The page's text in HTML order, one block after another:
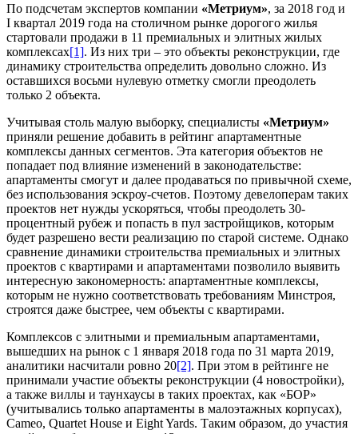
По подсчетам экспертов компании «Метриум», за 2018 год и
I квартал 2019 года на столичном рынке дорогого жилья
стартовали продажи в 11 премиальных и элитных жилых
комплексах[1]. Из них три – это объекты реконструкции, где
динамику строительства определить довольно сложно. Из
оставшихся восьми нулевую отметку смогли преодолеть
только 2 объекта.
Учитывая столь малую выборку, специалисты «Метриум»
приняли решение добавить в рейтинг апартаментные
комплексы данных сегментов. Эта категория объектов не
попадает под влияние изменений в законодательстве:
апартаменты смогут и далее продаваться по привычной схеме,
без использования эскроу-счетов. Поэтому девелоперам таких
проектов нет нужды ускоряться, чтобы преодолеть 30-
процентный рубеж и попасть в пул застройщиков, которым
будет разрешено вести реализацию по старой системе. Однако
сравнение динамики строительства премиальных и элитных
проектов с квартирами и апартаментами позволило выявить
интересную закономерность: апартаментные комплексы,
которым не нужно соответствовать требованиям Минстроя,
строятся даже быстрее, чем объекты с квартирами.
Комплексов с элитными и премиальным апартаментами,
вышедших на рынок с 1 января 2018 года по 31 марта 2019,
аналитики насчитали ровно 20[2]. При этом в рейтинге не
принимали участие объекты реконструкции (4 новостройки),
а также виллы и таунхаусы в таких проектах, как «БОР»
(учитывались только апартаменты в малоэтажных корпусах),
Cameo, Quartet House и Eight Yards. Таким образом, до участия